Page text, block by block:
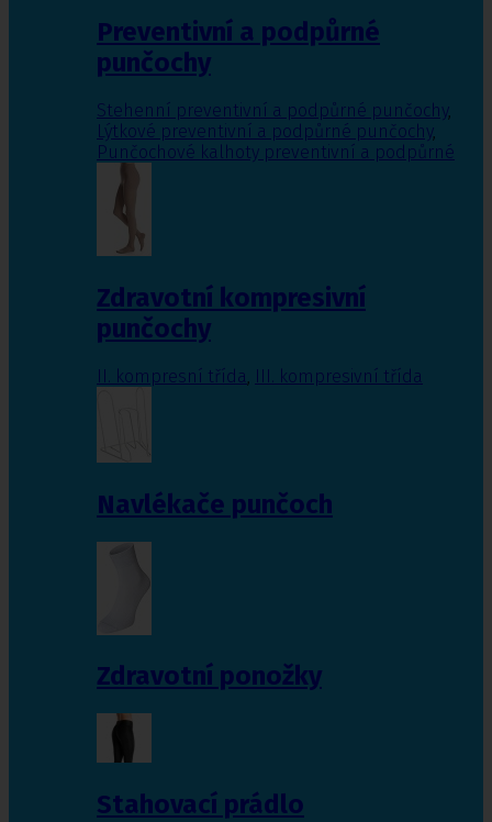
Preventivní a podpůrné
punčochy
Stehenní preventivní a podpůrné punčochy,
Lýtkové preventivní a podpůrné punčochy,
Punčochové kalhoty preventivní a podpůrné
Zdravotní kompresivní
punčochy
II. kompresní třída III. kompresivní třída
Navlékače punčoch
Zdravotní ponožky
Stahovací prádlo